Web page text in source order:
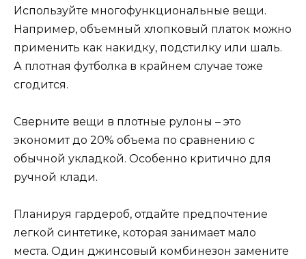
Используйте многофункциональные вещи.
Например, объемный хлопковый платок можно
применить как накидку, подстилку или шаль.
А плотная футболка в крайнем случае тоже
сгодится.
Сверните вещи в плотные рулоны – это
экономит до 20% объема по сравнению с
обычной укладкой. Особенно критично для
ручной клади.
Планируя гардероб, отдайте предпочтение
легкой синтетике, которая занимает мало
места. Один джинсовый комбинезон замените